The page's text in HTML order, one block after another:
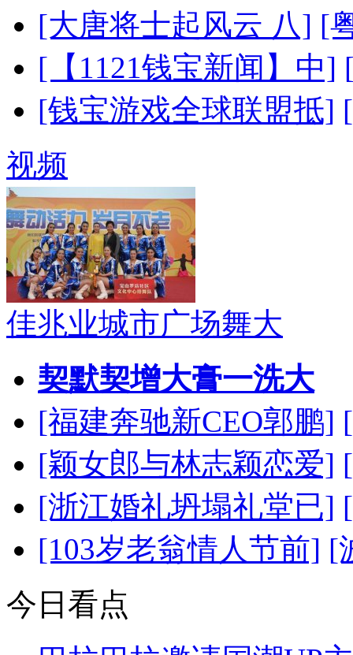
[大唐将士起风云 八] [
[【1121钱宝新闻】中]
[钱宝游戏全球联盟抵]
视频
佳兆业城市广场舞大
契默契增大膏一洗大
[福建奔驰新CEO郭鹏]
[颖女郎与林志颖恋爱]
[浙江婚礼坍塌礼堂已]
[103岁老翁情人节前] [
今日看点